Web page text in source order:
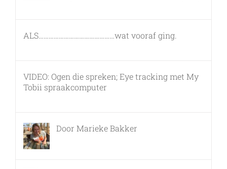
ALS………………………………………wat vooraf ging.
VIDEO: Ogen die spreken; Eye tracking met My
Tobii spraakcomputer
Door Marieke Bakker